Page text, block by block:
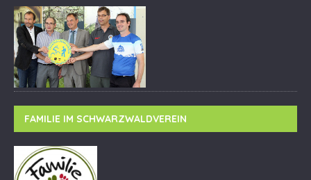
FAMILIE IM SCHWARZWALDVEREIN